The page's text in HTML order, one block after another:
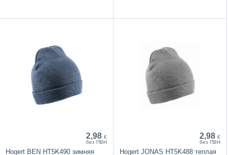
2,98 €
без ПВН
Hogert BEN HT5K490 зимняя
2,98 €
без ПВН
Hogert JONAS HT5K488 теплая